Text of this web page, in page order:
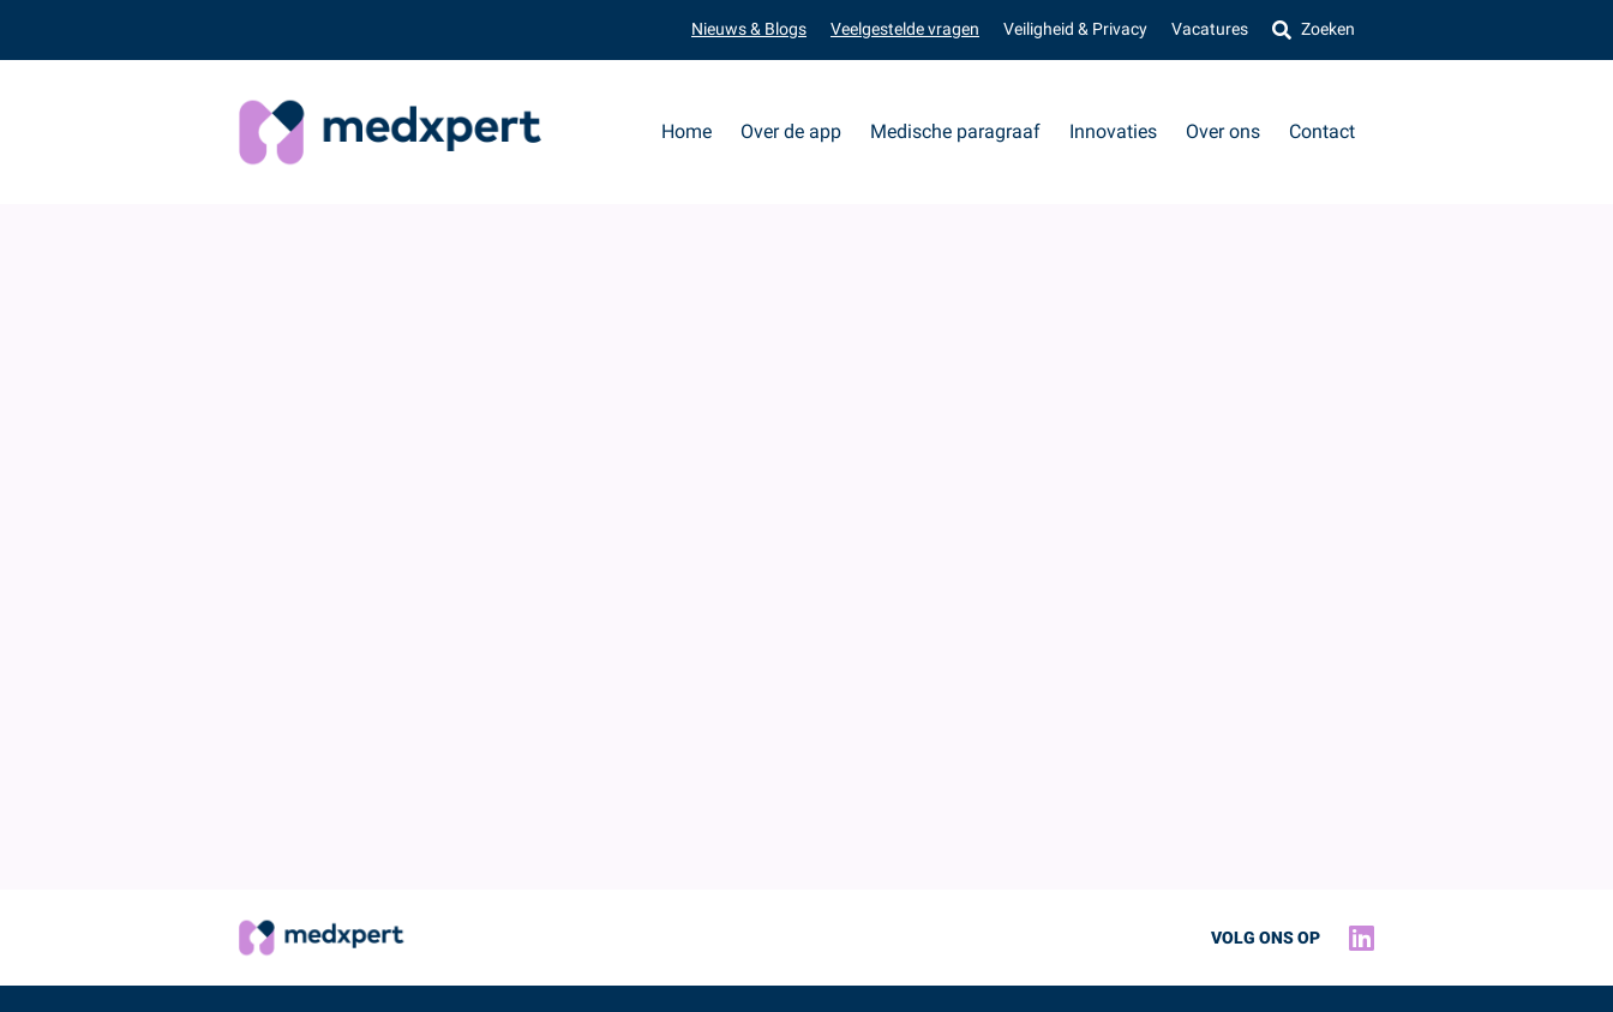
Nieuws & Blogs Veelgestelde vragen Veiligheid & Privacy Vacatures Zoeken
Home Over de app Medische paragraaf Innovaties Over ons Contact
VOLG ONS OP